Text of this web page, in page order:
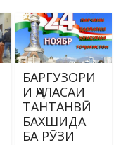
БАРГУЗОРИ
И ҶАЛАСАИ
ТАНТАНВӢ
БАХШИДА
БА РӮЗИ